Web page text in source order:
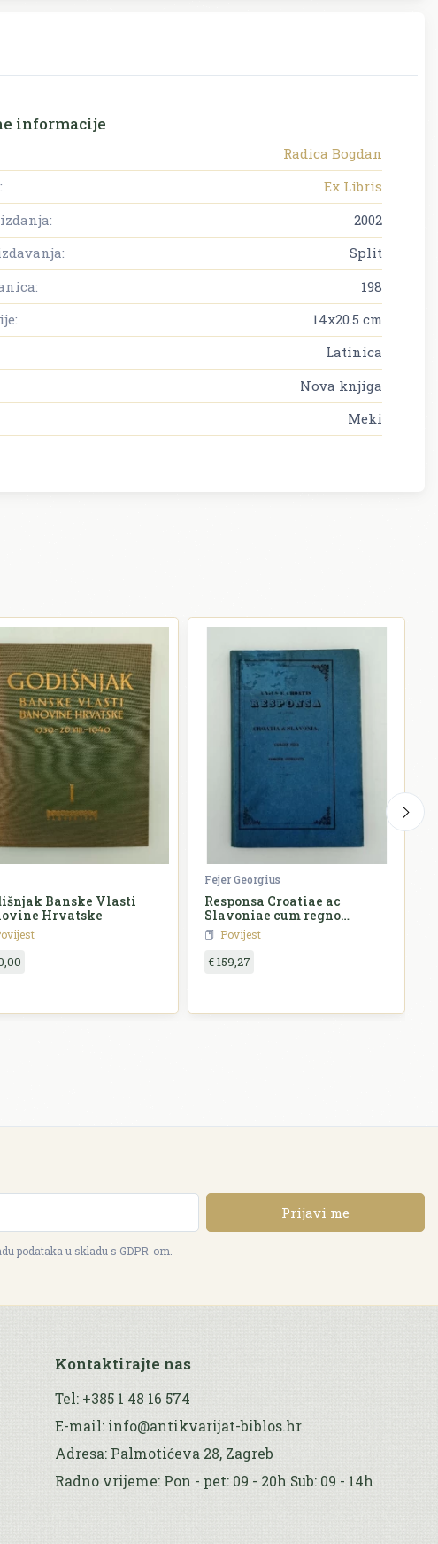
informacije
Radica Bogdan
Ex Libris
2002
Split
198
14x20.5 cm
Latinica
Nova knjiga
Meki
Banske Vlasti
Hrvatske
Fejer Georgius
Responsa Croatiae ac
Slavoniae cum regno
Hungariae
Povijest
€ 159,27
Prijavi me
podataka u skladu s GDPR-om.
Kontaktirajte nas
Tel: +385 1 48 16 574
E-mail: info@antikvarijat-biblos.hr
Adresa: Palmotićeva 28, Zagreb
Radno vrijeme: Pon - pet: 09 - 20h Sub: 09 - 14h